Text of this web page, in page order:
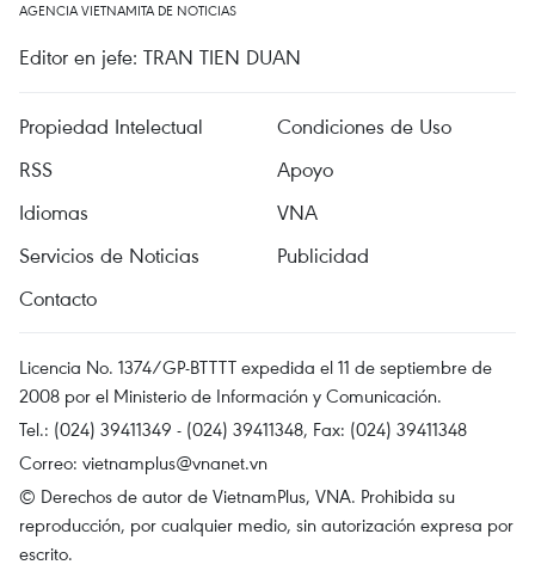
AGENCIA VIETNAMITA DE NOTICIAS
Editor en jefe: TRAN TIEN DUAN
Propiedad Intelectual
Condiciones de Uso
RSS
Apoyo
Idiomas
VNA
Servicios de Noticias
Publicidad
Contacto
Licencia No. 1374/GP-BTTTT expedida el 11 de septiembre de
2008 por el Ministerio de Información y Comunicación.
Tel.: (024) 39411349 - (024) 39411348, Fax: (024) 39411348
Correo: vietnamplus@vnanet.vn
© Derechos de autor de VietnamPlus, VNA. Prohibida su
reproducción, por cualquier medio, sin autorización expresa por
escrito.